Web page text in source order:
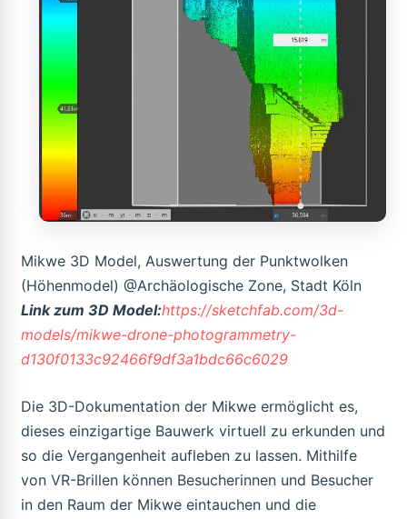
Mikwe 3D Model, Auswertung der Punktwolken
(Höhenmodel) @Archäologische Zone, Stadt Köln
Link zum 3D Model:https://sketchfab.com/3d-
models/mikwe-drone-photogrammetry-
d130f0133c92466f9df3a1bdc66c6029
Die 3D-Dokumentation der Mikwe ermöglicht es,
dieses einzigartige Bauwerk virtuell zu erkunden und
so die Vergangenheit aufleben zu lassen. Mithilfe
von VR-Brillen können Besucherinnen und Besucher
in den Raum der Mikwe eintauchen und die